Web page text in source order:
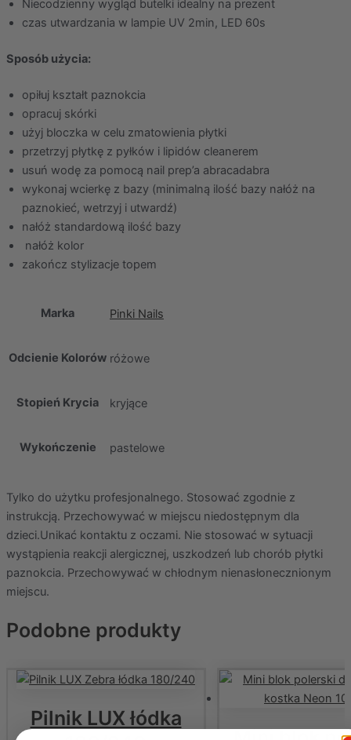
Niecodzienny wygląd butelki idealny na prezent
czas utwardzania w lampie UV 2min, LED 60s
Sposób użycia:
opiłuj kształt paznokcia
opracuj skórki
użyj bloczka w celu zmatowienia płytki
przetrzyj płytkę z pyłków i lipidów cleanerem
usuń wodę za pomocą nail prep’a abracadabra
wykonaj wcierkę z bazy (minimalną ilość bazy nałóż na
paznokieć, wetrzyj i utwardź)
nałóż standardową ilość bazy
nałóż kolor
zakończ stylizacje topem
Marka Pinki Nails
Odcienie Kolorów różowe
Stopień Krycia kryjące
Wykończenie pastelowe
Tylko do użytku profesjonalnego. Stosować zgodnie z
instrukcją. Przechowywać w miejscu niedostępnym dla
dzieci.Unikać kontaktu z oczami. Nie stosować w sytuacji
wystąpienia reakcji alergicznej, uszkodzeń lub chorób płytki
paznokcia. Przechowywać w chłodnym nienasłonecznionym
miejscu.
Podobne produkty
Pilnik LUX łódka